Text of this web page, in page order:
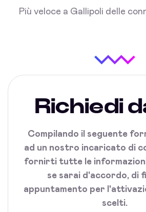
Più veloce a Gallipoli delle
Richiedi
Compilando il seguente
ad un nostro incaricato di
fornirti tutte le informazioni
se sarai d'accordo, di
appuntamento per
scelti.